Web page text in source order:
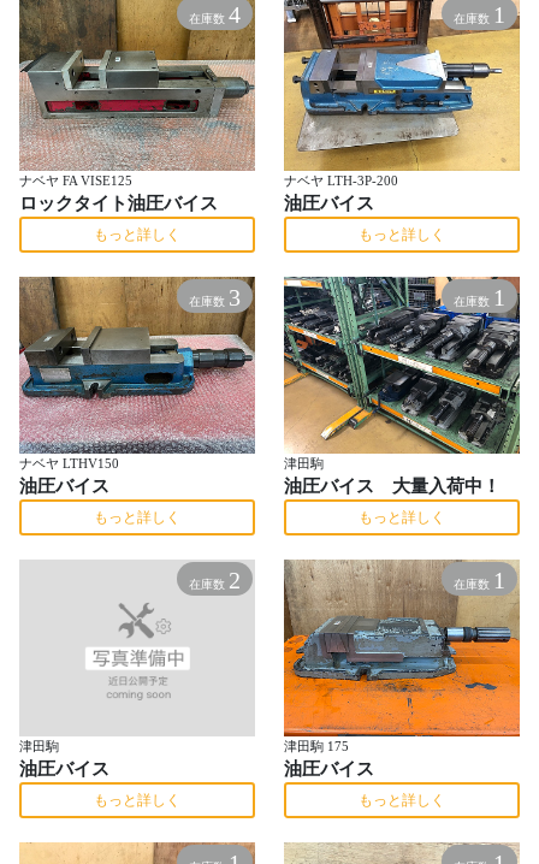
在庫数 4
ナベヤ FA VISE125
ロックタイト油圧バイス
もっと詳しく
在庫数 1
ナベヤ LTH-3P-200
油圧バイス
もっと詳しく
在庫数 3
ナベヤ LTHV150
油圧バイス
もっと詳しく
在庫数 1
津田駒
油圧バイス 大量入荷中！
もっと詳しく
在庫数 2
津田駒
油圧バイス
もっと詳しく
在庫数 1
津田駒 175
油圧バイス
もっと詳しく